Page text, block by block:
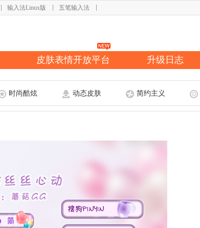
输入法Linux版 五笔输入法
皮肤表情开放平台 升级日志
时尚酷炫 动态皮肤 简约主义